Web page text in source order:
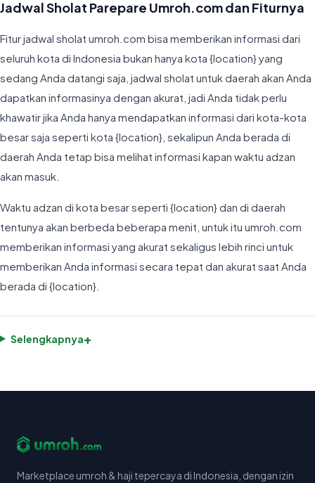
Jadwal Sholat Parepare Umroh.com dan Fiturnya
Fitur jadwal sholat umroh.com bisa memberikan informasi dari
seluruh kota di Indonesia bukan hanya kota {location} yang
sedang Anda datangi saja, jadwal sholat untuk daerah akan Anda
dapatkan informasinya dengan akurat, jadi Anda tidak perlu
khawatir jika Anda hanya mendapatkan informasi dari kota-kota
besar saja seperti kota {location}, sekalipun Anda berada di
daerah Anda tetap bisa melihat informasi kapan waktu adzan
akan masuk.
Waktu adzan di kota besar seperti {location} dan di daerah
tentunya akan berbeda beberapa menit, untuk itu umroh.com
memberikan informasi yang akurat sekaligus lebih rinci untuk
memberikan Anda informasi secara tepat dan akurat saat Anda
berada di {location}.
Selengkapnya+
Marketplace umroh & haji tepercaya di Indonesia, dengan izin